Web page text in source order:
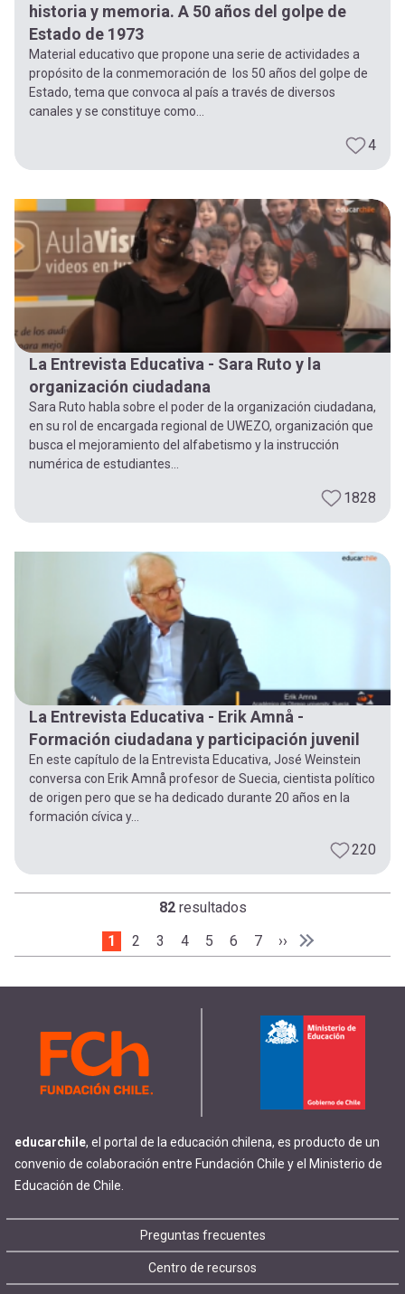
historia y memoria. A 50 años del golpe de
Estado de 1973
Material educativo que propone una serie de actividades a
propósito de la conmemoración de los 50 años del golpe de
Estado, tema que convoca al país a través de diversos
canales y se constituye como...
4
La Entrevista Educativa - Sara Ruto y la
organización ciudadana
Sara Ruto habla sobre el poder de la organización ciudadana,
en su rol de encargada regional de UWEZO, organización que
busca el mejoramiento del alfabetismo y la instrucción
numérica de estudiantes...
1828
La Entrevista Educativa - Erik Amnå -
Formación ciudadana y participación juvenil
En este capítulo de la Entrevista Educativa, José Weinstein
conversa con Erik Amnå profesor de Suecia, cientista político
de origen pero que se ha dedicado durante 20 años en la
formación cívica y...
220
82resultados
Página actual
1 Page
2 Page
3 Page
4 Page
5 Page
6 Page
7 Siguiente página
›› Última página
Última »
educarchile, el portal de la educación chilena, es producto de un
convenio de colaboración entre Fundación Chile y el Ministerio de
Educación de Chile.
Footer
Preguntas frecuentes
Centro de recursos